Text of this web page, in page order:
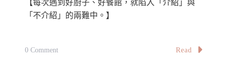
【每次遇到好廚子、好餐館，就陷入「介紹」與
「不介紹」的兩難中。】
0 CommentOn
Read